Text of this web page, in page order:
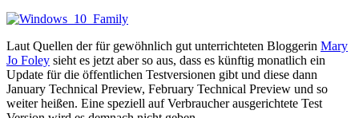
Laut Quellen der für gewöhnlich gut unterrichteten Bloggerin Mary
Jo Foley sieht es jetzt aber so aus, dass es künftig monatlich ein
Update für die öffentlichen Testversionen gibt und diese dann
January Technical Preview, February Technical Preview und so
weiter heißen. Eine speziell auf Verbraucher ausgerichtete Test